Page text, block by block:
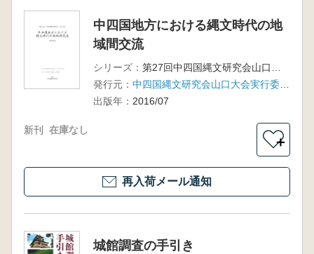
中四国地方における縄文時代の地
域間交流
シリーズ：
発行元：
中四国縄文研究会山口大会実行委員会事務局
出版年： 2016/07
新刊 在庫なし
＋
再入荷メール通知
城館調査の手引き